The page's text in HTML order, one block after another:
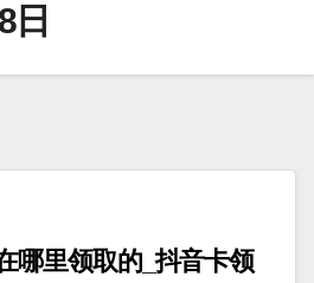
日
哪里领取的_抖音卡领